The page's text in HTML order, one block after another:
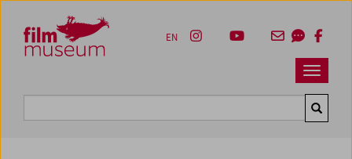
Zum Inhalt
Zum Hauptmenü
Zur Servicenavigation
Zum Suche
Navbar
EN